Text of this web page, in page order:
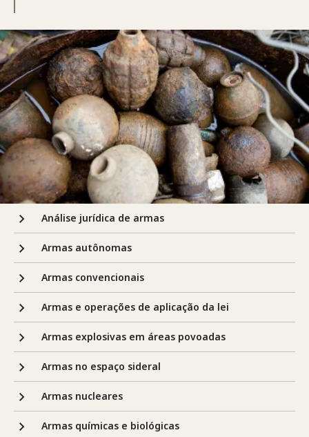
Análise jurídica de armas
Armas autônomas
Armas convencionais
Armas e operações de aplicação da lei
Armas explosivas em áreas povoadas
Armas no espaço sideral
Armas nucleares
Armas químicas e biológicas